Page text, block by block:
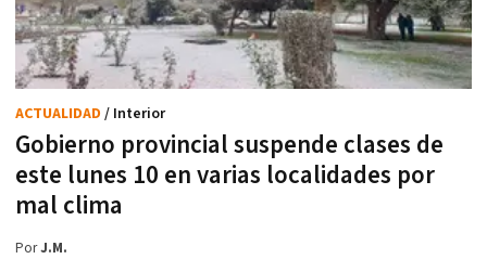
Gobierno provincial suspende clases de
este lunes 10 en varias localidades por
mal clima
ACTUALIDAD / Interior
PorJ.M.